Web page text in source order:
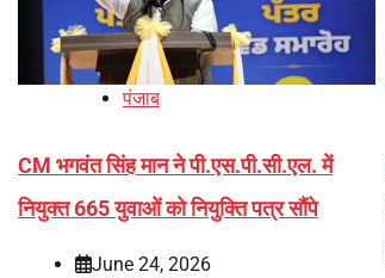
पंजाब
CM भगवंत सिंह मान ने पी.एस.पी.सी.एल. में
नियुक्त 665 युवाओं को नियुक्ति पत्र सौंपे
June 24, 2026